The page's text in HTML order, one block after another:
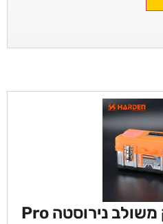
ארגז כלים פלסטיק משולב נירוסטה Pro